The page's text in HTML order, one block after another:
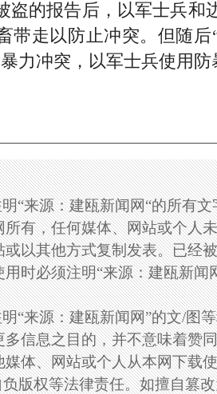
盗的报告后，以军士兵和
带走以防止冲突。但随
力冲突，以军士兵使用
“来源：建瓯新闻网“的所有
所有，任何媒体、网站或个人
或以其他方式复制发表。已经
时必须注明“来源：建瓯新闻
“来源：建瓯新闻网”的文/图
多信息之目的，并不意味着赞
媒体、网站或个人从本网下载
负版权等法律责任。如擅自篡